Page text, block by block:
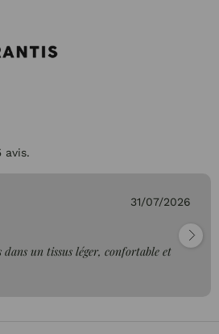
avis.
31/07/2026
dans un tissus léger, confortable et